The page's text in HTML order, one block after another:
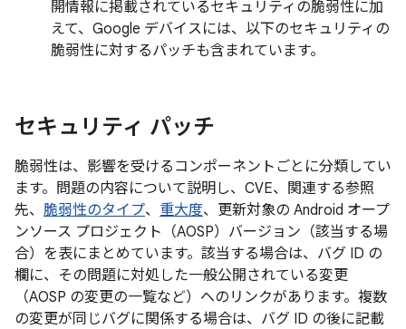
開情報に掲載されているセキュリティの脆弱性に加
えて、Google デバイスには、以下のセキュリティの
脆弱性に対するパッチも含まれています。
セキュリティ パッチ
脆弱性は、影響を受けるコンポーネントごとに分類してい
ます。問題の内容について説明し、CVE、関連する参照
先、 脆弱性のタイプ、 重大度、更新対象の Android オープ
ンソース プロジェクト（AOSP）バージョン（該当する場
合）を表にまとめています。該当する場合は、バグ ID の
欄に、その問題に対処した一般公開されている変更
（AOSP の変更の一覧など）へのリンクがあります。複数
の変更が同じバグに関係する場合は、バグ ID の後に記載